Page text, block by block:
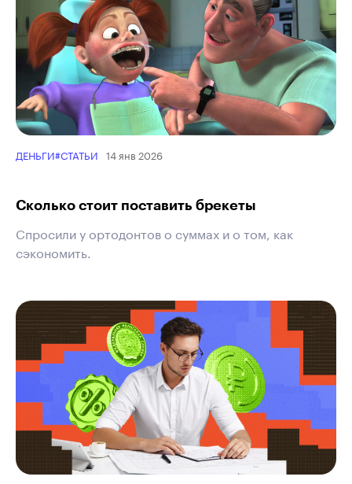
ДЕНЬГИ#СТАТЬИ 14 янв 2026
Сколько стоит поставить брекеты
Спросили у ортодонтов о суммах и о том, как
сэкономить.